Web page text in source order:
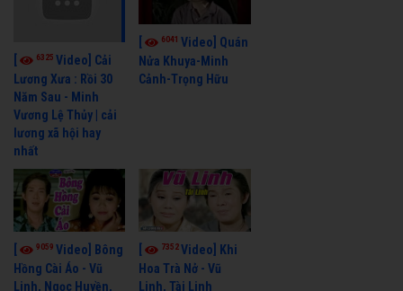
6325 Video] Cải
Lương Xưa : Rồi 30
Năm Sau - Minh
Vương Lệ Thủy | cải
lương xã hội hay
nhất
6041Video] Quán
Nửa Khuya-Minh
Cảnh-Trọng Hữu
9059 Video] Bông
Hồng Cài Áo - Vũ
Linh, Ngọc Huyền,
7352Video] Khi
Hoa Trà Nở - Vũ
Linh, Tài Linh